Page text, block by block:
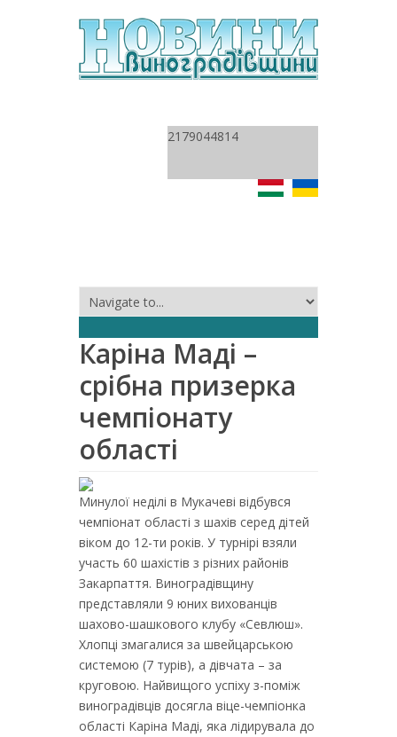
2179044814
Каріна Маді –
срібна призерка
чемпіонату
області
Минулої неділі в Мукачеві відбувся
чемпіонат області з шахів серед дітей
віком до 12-ти років. У турнірі взяли
участь 60 шахістів з різних районів
Закарпаття. Виноградівщину
представляли 9 юних вихованців
шахово-шашкового клубу «Севлюш».
Хлопці змагалися за швейцарською
системою (7 турів), а дівчата – за
круговою. Найвищого успіху з-поміж
виноградівців досягла віце-чемпіонка
області Каріна Маді, яка лідирувала до